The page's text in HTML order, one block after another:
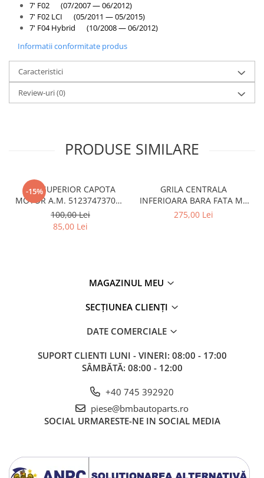
7' F02 (07/2007 — 06/2012)
7' F02 LCI (05/2011 — 05/2015)
7' F04 Hybrid (10/2008 — 06/2012)
Informatii conformitate produs
Caracteristici
Review-uri(0)
PRODUSE SIMILARE
-15%
CUI SUPERIOR CAPOTA
MOTOR A.M. 51237473707 -
BMW SERIES 3 (G20/G21)
100,00 Lei
85,00 Lei
GRILA CENTRALA
INFERIOARA BARA FATA M -
MODEL CU ACC - O.E.
275,00 Lei
MAGAZINUL MEU
SECȚIUNEA CLIENȚI
DATE COMERCIALE
SUPORT CLIENTI LUNI - VINERI: 08:00 - 17:00
SÂMBĂTĂ: 08:00 - 12:00
+40 745 392920
piese@bmbautoparts.ro
SOCIAL URMARESTE-NE IN SOCIAL MEDIA